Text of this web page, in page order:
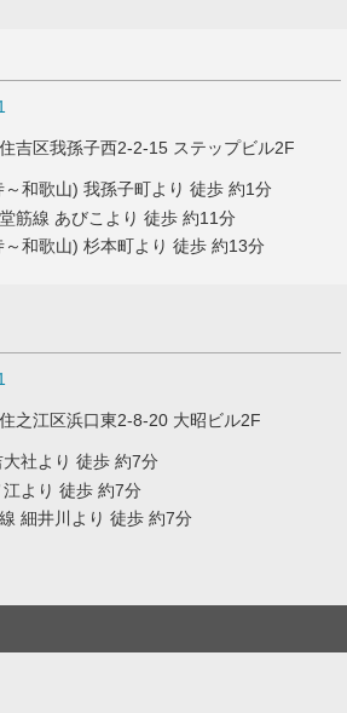
吉区我孫子西2-2-15 ステップビル2F
～和歌山) 我孫子町より 徒歩 約1分
筋線 あびこより 徒歩 約11分
～和歌山) 杉本町より 徒歩 約13分
之江区浜口東2-8-20 大昭ビル2F
社より 徒歩 約7分
より 徒歩 約7分
細井川より 徒歩 約7分